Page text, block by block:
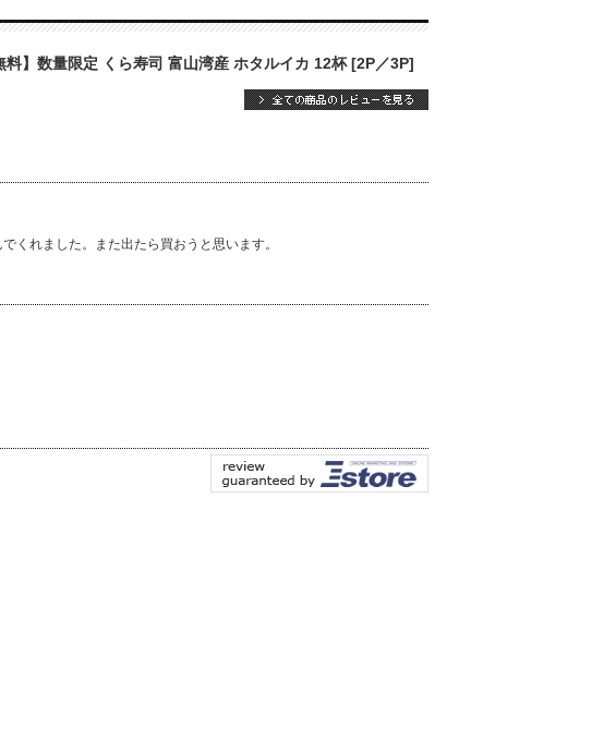
】数量限定 くら寿司 富山湾産 ホタルイカ 12杯 [2P／3P]
くれました。また出たら買おうと思います。